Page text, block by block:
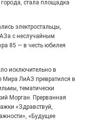
0
электростальцев
стала площадка
электростальцы,
с неслучайным
85 — в честь юбилея
исключительно в
Мира ЛиАЗ превратился в
тематически
Морган. Прерванная
«Здравствуй,
«Будущее